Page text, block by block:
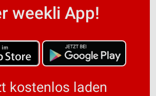
weekli App!
kostenlos laden